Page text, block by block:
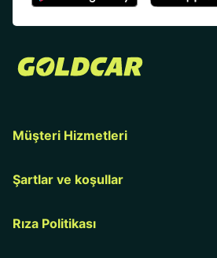
Müşteri Hizmetleri
Şartlar ve koşullar
Rıza Politikası